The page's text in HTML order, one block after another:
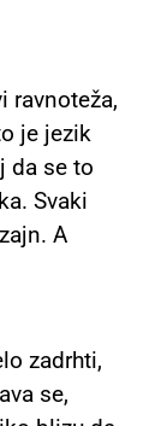
ravnoteža,
je jezik
da se to
Svaki
A
zadrhti,
se,